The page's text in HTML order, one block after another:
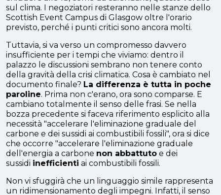
sul clima. I negoziatori resteranno nelle stanze dello
Scottish Event Campus di Glasgow oltre l'orario
previsto, perché i punti critici sono ancora molti.
Tuttavia, si va verso un compromesso davvero
insufficiente per i tempi che viviamo: dentro il
palazzo le discussioni sembrano non tenere conto
della gravità della crisi climatica. Cosa è cambiato nel
documento finale? La differenza è tutta in poche
paroline. Prima non c'erano, ora sono comparse. E
cambiano totalmente il senso delle frasi. Se nella
bozza precedente si faceva riferimento esplicito alla
necessità "accelerare l'eliminazione graduale del
carbone e dei sussidi ai combustibili fossili", ora si dice
che occorre "accelerare l'eliminazione graduale
dell'energia a carbone non abbattuto e dei
sussidi inefficienti ai combustibili fossili.
Non vi sfuggirà che un linguaggio simile rappresenta
un ridimensionamento degli impegni. Infatti, il senso